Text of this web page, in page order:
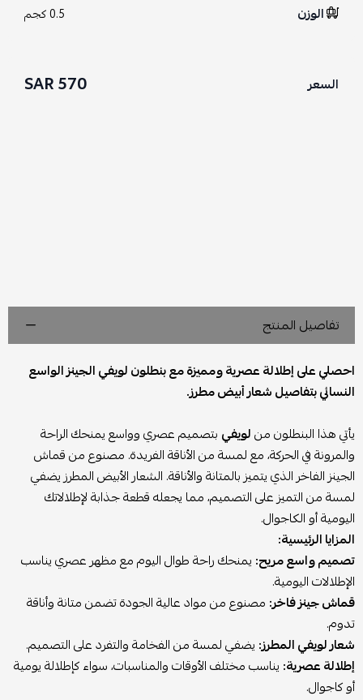
الوزن 0.5 كجم
السعر 570 SAR
تفاصيل المنتج
احصلي على إطلالة عصرية ومميزة مع بنطلون لويفي الجينز الواسع
النسائي بتفاصيل شعار أبيض مطرز.
يأتي هذا البنطلون منلويفي بتصميم عصري وواسع يمنحك الراحة
والمرونة في الحركة، مع لمسة من الأناقة الفريدة. مصنوع من قماش
الجينز الفاخر الذي يتميز بالمتانة والأناقة. الشعار الأبيض المطرز يضفي
لمسة من التميز على التصميم، مما يجعله قطعة جذابة لإطلالاتك
اليومية أو الكاجوال.
المزايا الرئيسية:
تصميم واسع مريح: يمنحك راحة طوال اليوم مع مظهر عصري يناسب
الإطلالات اليومية.
قماش جينز فاخر: مصنوع من مواد عالية الجودة تضمن متانة وأناقة
تدوم.
شعار لويفي المطرز: يضفي لمسة من الفخامة والتفرد على التصميم.
إطلالة عصرية: يناسب مختلف الأوقات والمناسبات، سواء كإطلالة يومية
أو كاجوال.